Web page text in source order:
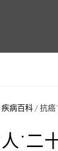
疾病百科/ 抗癌
˙二